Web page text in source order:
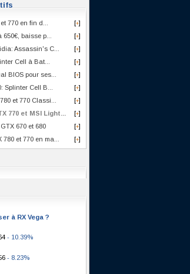
[+]
770 en fin d...
[+]
baisse p...
[+]
Assassin's C...
[+]
Cell à Bat...
[+]
BIOS pour ses...
[+]
Splinter Cell B...
[+]
et 770 Classi...
[+]
770 et MSI Light...
[+]
670 et 680
[+]
et 770 en ma...
à RX Vega ?
- 10.39%
- 8.23%